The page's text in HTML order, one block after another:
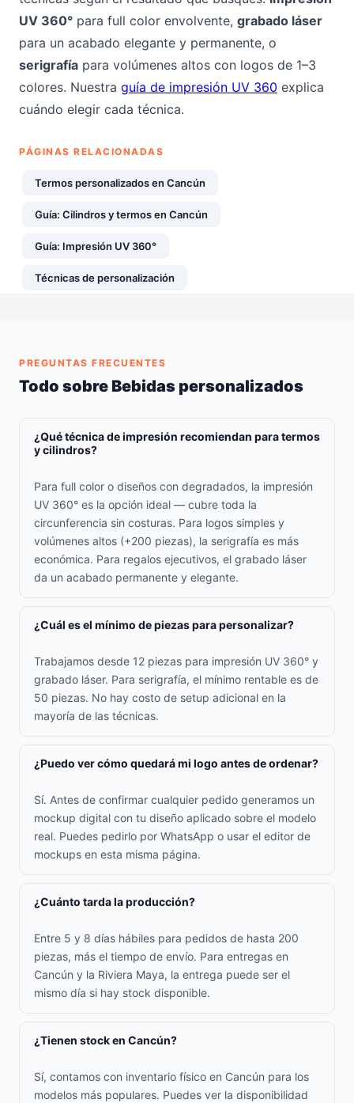
UV 360° para full color envolvente, grabado láser
para un acabado elegante y permanente, o
serigrafía para volúmenes altos con logos de 1–3
colores. Nuestra guía de impresión UV 360 explica
cuándo elegir cada técnica.
PÁGINAS RELACIONADAS
Termos personalizados en Cancún
Guía: Cilindros y termos en Cancún
Guía: Impresión UV 360°
Técnicas de personalización
PREGUNTAS FRECUENTES
Todo sobre Bebidas personalizados
¿Qué técnica de impresión recomiendan para termos
y cilindros?
Para full color o diseños con degradados, la impresión
UV 360° es la opción ideal — cubre toda la
circunferencia sin costuras. Para logos simples y
volúmenes altos (+200 piezas), la serigrafía es más
económica. Para regalos ejecutivos, el grabado láser
da un acabado permanente y elegante.
¿Cuál es el mínimo de piezas para personalizar?
Trabajamos desde 12 piezas para impresión UV 360° y
grabado láser. Para serigrafía, el mínimo rentable es de
50 piezas. No hay costo de setup adicional en la
mayoría de las técnicas.
¿Puedo ver cómo quedará mi logo antes de ordenar?
Sí. Antes de confirmar cualquier pedido generamos un
mockup digital con tu diseño aplicado sobre el modelo
real. Puedes pedirlo por WhatsApp o usar el editor de
mockups en esta misma página.
¿Cuánto tarda la producción?
Entre 5 y 8 días hábiles para pedidos de hasta 200
piezas, más el tiempo de envío. Para entregas en
Cancún y la Riviera Maya, la entrega puede ser el
mismo día si hay stock disponible.
¿Tienen stock en Cancún?
Sí, contamos con inventario físico en Cancún para los
modelos más populares. Puedes ver la disponibilidad